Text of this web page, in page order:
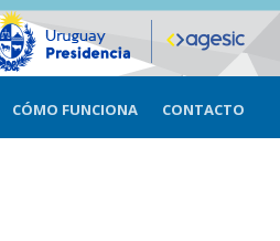
CÓMO FUNCIONA CONTACTO